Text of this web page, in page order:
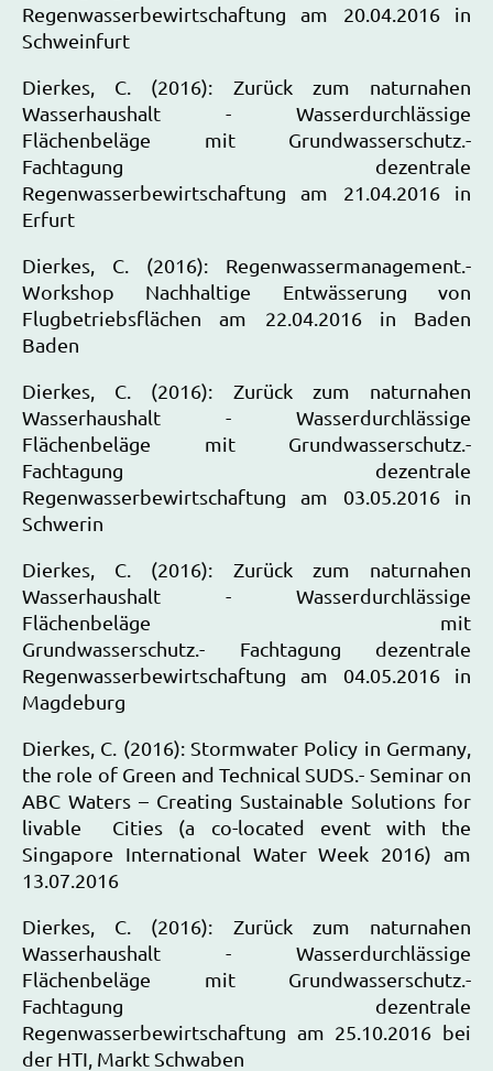
Regenwasserbewirtschaftung am 20.04.2016 in
Schweinfurt
Dierkes, C. (2016): Zurück zum naturnahen
Wasserhaushalt - Wasserdurchlässige
Flächenbeläge mit Grundwasserschutz.-
Fachtagung dezentrale
Regenwasserbewirtschaftung am 21.04.2016 in
Erfurt
Dierkes, C. (2016): Regenwassermanagement.-
Workshop Nachhaltige Entwässerung von
Flugbetriebsflächen am 22.04.2016 in Baden
Baden
Dierkes, C. (2016): Zurück zum naturnahen
Wasserhaushalt - Wasserdurchlässige
Flächenbeläge mit Grundwasserschutz.-
Fachtagung dezentrale
Regenwasserbewirtschaftung am 03.05.2016 in
Schwerin
Dierkes, C. (2016): Zurück zum naturnahen
Wasserhaushalt - Wasserdurchlässige
Flächenbeläge mit
Grundwasserschutz.- Fachtagung dezentrale
Regenwasserbewirtschaftung am 04.05.2016 in
Magdeburg
Dierkes, C. (2016): Stormwater Policy in Germany,
the role of Green and Technical SUDS.- Seminar on
ABC Waters – Creating Sustainable Solutions for
livable Cities (a co-located event with the
Singapore International Water Week 2016) am
13.07.2016
Dierkes, C. (2016): Zurück zum naturnahen
Wasserhaushalt - Wasserdurchlässige
Flächenbeläge mit Grundwasserschutz.-
Fachtagung dezentrale
Regenwasserbewirtschaftung am 25.10.2016 bei
der HTI, Markt Schwaben